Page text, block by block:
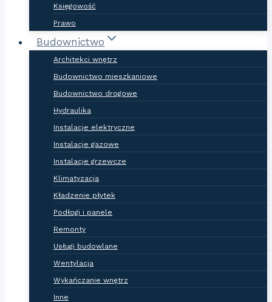
Księgowość
Prawo
Budownictwo
Architekci wnętrz
Budownictwo mieszkaniowe
Budownictwo drogowe
Hydraulika
Instalacje elektryczne
Instalacje gazowe
Instalacje grzewcze
Klimatyzacja
Kładzenie płytek
Podłogi i panele
Remonty
Usługi budowlane
Wentylacja
Wykańczanie wnętrz
Inne